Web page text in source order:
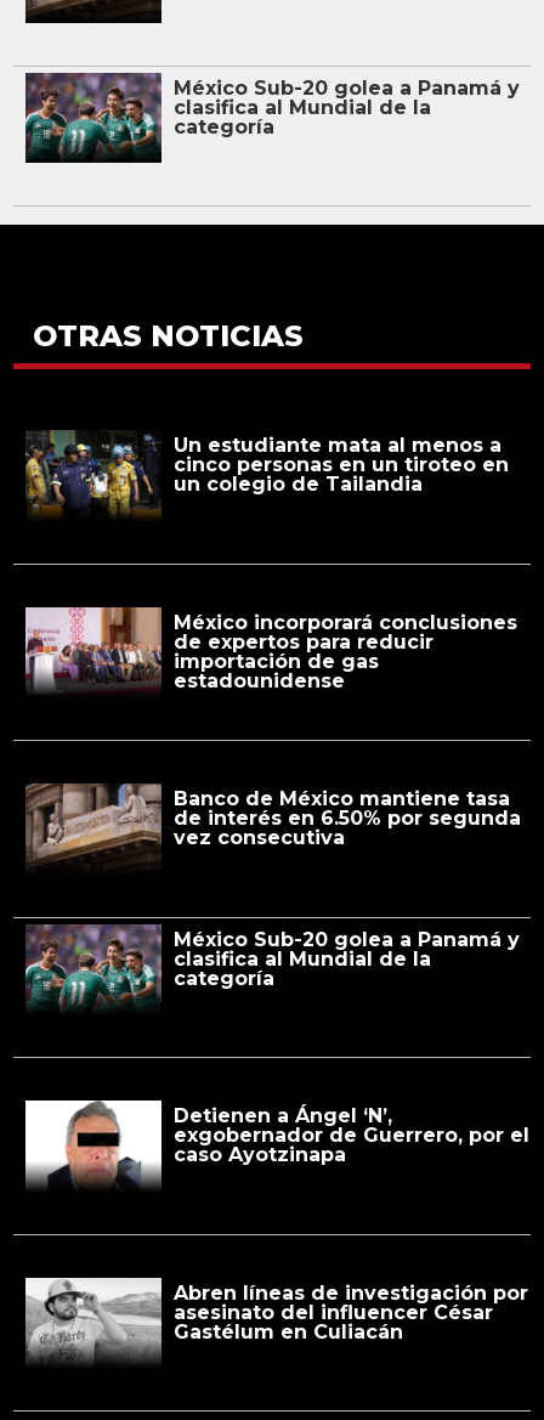
México Sub-20 golea a Panamá y
clasifica al Mundial de la
categoría
OTRAS NOTICIAS
Un estudiante mata al menos a
cinco personas en un tiroteo en
un colegio de Tailandia
México incorporará conclusiones
de expertos para reducir
importación de gas
estadounidense
Banco de México mantiene tasa
de interés en 6.50% por segunda
vez consecutiva
México Sub-20 golea a Panamá y
clasifica al Mundial de la
categoría
Detienen a Ángel ‘N’,
exgobernador de Guerrero, por el
caso Ayotzinapa
Abren líneas de investigación por
asesinato del influencer César
Gastélum en Culiacán